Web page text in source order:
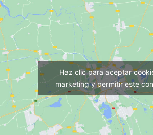
Haz clic para aceptar
marketing y permitir este